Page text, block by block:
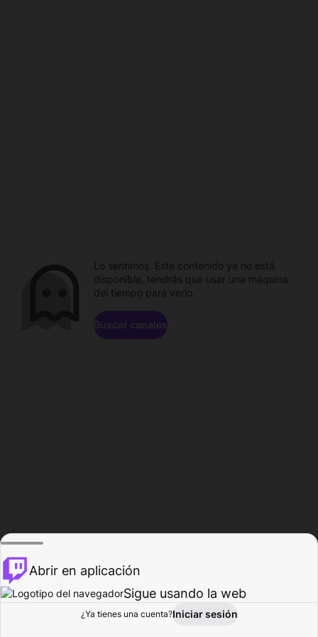
Explorar Actividad
Lo sentimos. Este contenido ya no está
disponible, tendrás que usar una máquina
del tiempo para verlo.
Buscar canales
Abrir en aplicación
Sigue usando la web
¿Ya tienes una cuenta?Iniciar sesión